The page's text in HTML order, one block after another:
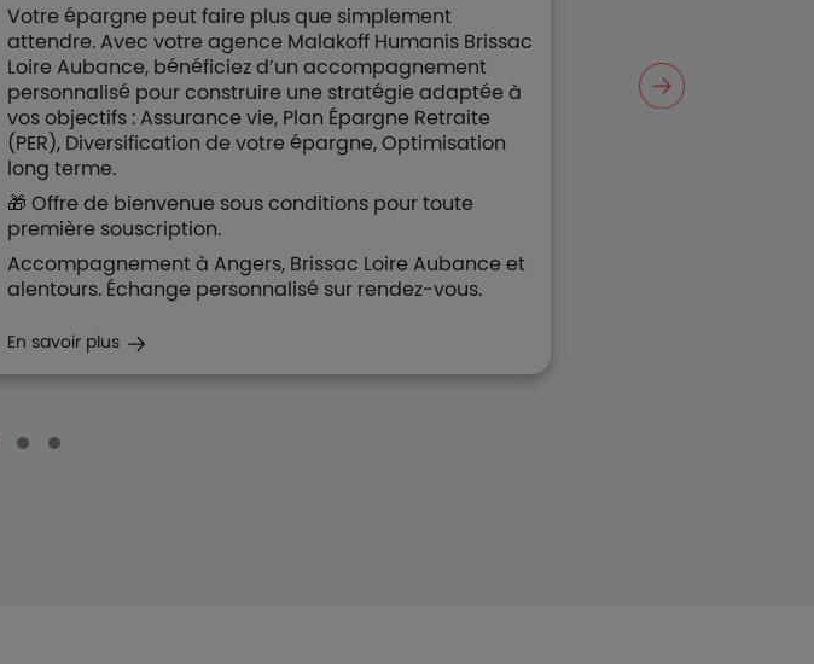
Votre épargne peut faire plus que simplement
attendre. Avec votre agence Malakoff Humanis Brissac
Loire Aubance, bénéficiez d’un accompagnement
personnalisé pour construire une stratégie adaptée à
vos objectifs : Assurance vie, Plan Épargne Retraite
(PER), Diversification de votre épargne, Optimisation
long terme.
🎁 Offre de bienvenue sous conditions pour toute
première souscription.
Accompagnement à Angers, Brissac Loire Aubance et
alentours. Échange personnalisé sur rendez-vous.
En savoir plus